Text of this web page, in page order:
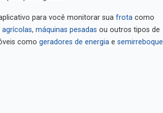
para você monitorar sua frota
agrícolas máquinas pesadas
ou outros tipos de
como
geradores de energia semirreboques